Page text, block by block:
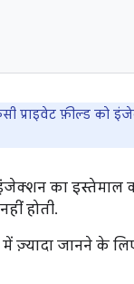
प्राइवेट फ़ील्ड को
का इस्तेमाल
होती.
ज़्यादा जानने के